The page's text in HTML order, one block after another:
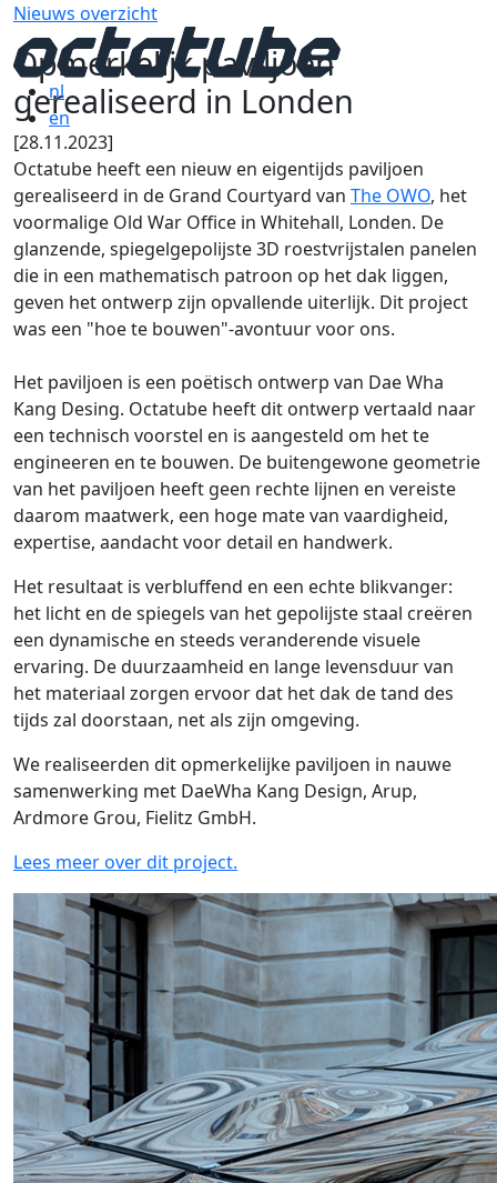
nl
en
Nieuws overzicht
Opmerkelijk paviljoen
gerealiseerd in Londen
[28.11.2023]
Octatube heeft een nieuw en eigentijds paviljoen
gerealiseerd in de Grand Courtyard van The OWO, het
voormalige Old War Office in Whitehall, Londen. De
glanzende, spiegelgepolijste 3D roestvrijstalen panelen
die in een mathematisch patroon op het dak liggen,
geven het ontwerp zijn opvallende uiterlijk. Dit project
was een "hoe te bouwen"-avontuur voor ons.
Het paviljoen is een poëtisch ontwerp van Dae Wha
Kang Desing. Octatube heeft dit ontwerp vertaald naar
een technisch voorstel en is aangesteld om het te
engineeren en te bouwen. De buitengewone geometrie
van het paviljoen heeft geen rechte lijnen en vereiste
daarom maatwerk, een hoge mate van vaardigheid,
expertise, aandacht voor detail en handwerk.
Het resultaat is verbluffend en een echte blikvanger:
het licht en de spiegels van het gepolijste staal creëren
een dynamische en steeds veranderende visuele
ervaring. De duurzaamheid en lange levensduur van
het materiaal zorgen ervoor dat het dak de tand des
tijds zal doorstaan, net als zijn omgeving.
We realiseerden dit opmerkelijke paviljoen in nauwe
samenwerking met DaeWha Kang Design, Arup,
Ardmore Grou, Fielitz GmbH.
Lees meer over dit project.